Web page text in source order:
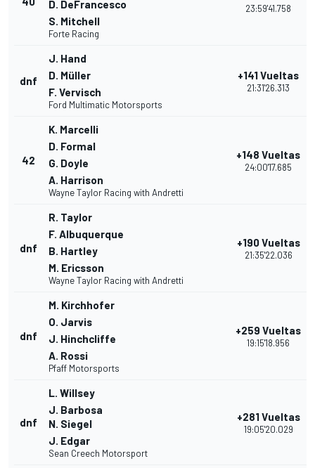
D. DeFrancesco
S. Mitchell
Forte Racing
23:59'41.758
dnf
J. Hand
D. Müller
F. Vervisch
Ford Multimatic Motorsports
+141 Vueltas
21:31'26.313
42
K. Marcelli
D. Formal
G. Doyle
A. Harrison
Wayne Taylor Racing with Andretti
+148 Vueltas
24:00'17.685
dnf
R. Taylor
F. Albuquerque
B. Hartley
M. Ericsson
Wayne Taylor Racing with Andretti
+190 Vueltas
21:35'22.036
dnf
M. Kirchhofer
O. Jarvis
J. Hinchcliffe
A. Rossi
Pfaff Motorsports
+259 Vueltas
19:15'18.956
dnf
L. Willsey
J. Barbosa
N. Siegel
J. Edgar
Sean Creech Motorsport
+281 Vueltas
19:05'20.029